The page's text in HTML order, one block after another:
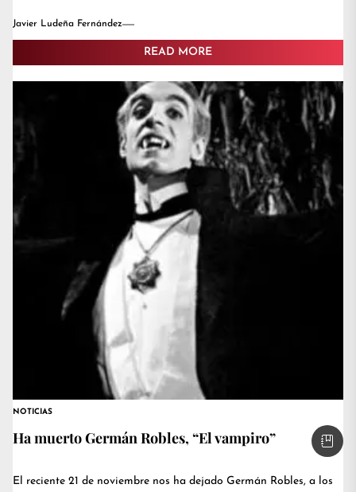
Javier Ludeña Fernández
READ MORE
NOTICIAS
Ha muerto Germán Robles, “El vampiro”
El reciente 21 de noviembre nos ha dejado Germán Robles, a los